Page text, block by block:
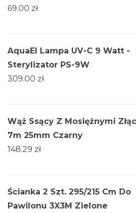
69.00 zł
AquaEl Lampa UV-C 9 Watt -
Sterylizator PS-9W
309.00 zł
Wąż Ssący Z Mosiężnymi
7m 25mm Czarny
148.29 zł
Ścianka 2 Szt. 295/215 Cm Do
Pawilonu 3X3M Zielone